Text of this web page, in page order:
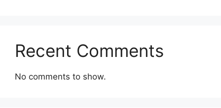
Recent Comments
No comments to show.